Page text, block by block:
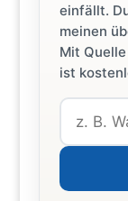
einfällt.
meinen
Mit
ist